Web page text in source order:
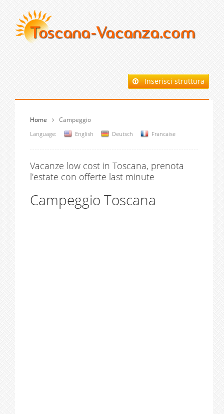
Inserisci struttura
Home Campeggio
Language: English Deutsch Francaise
Vacanze low cost in Toscana, prenota
l'estate con offerte last minute
Campeggio Toscana